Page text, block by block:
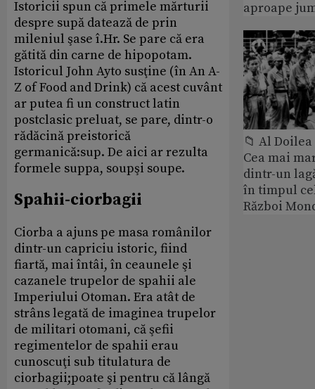
Istoricii spun că primele mărturii
despre supă datează de prin
mileniul şase î.Hr. Se pare că era
gătită din carne de hipopotam.
Istoricul John Ayto susţine (în An A-
Z of Food and Drink) că acest cuvânt
ar putea fi un construct latin
postclasic preluat, se pare, dintr-o
rădăcină preistorică
germanică:sup. De aici ar rezulta
formele suppa, soupşi soupe.
Spahii-ciorbagii
Ciorba a ajuns pe masa românilor
dintr-un capriciu istoric, fiind
fiartă, mai întâi, în ceaunele şi
cazanele trupelor de spahii ale
Imperiului Otoman. Era atât de
strâns legată de imaginea trupelor
de militari otomani, că şefii
regimentelor de spahii erau
cunoscuţi sub titulatura de
ciorbagii;poate şi pentru că lângă
aproape
📁 Al
Cea mai
dintr-un
în timpul
Război